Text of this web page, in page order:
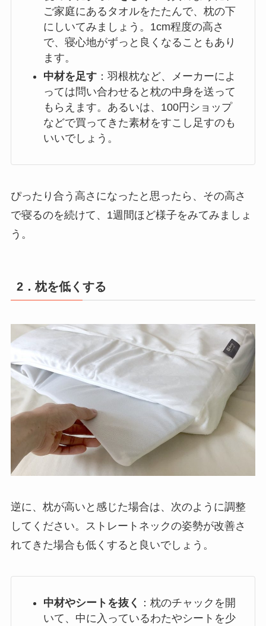
ご家庭にあるタオルをたたんで、枕の下
にしいてみましょう。1cm程度の高さ
で、寝心地がずっと良くなることもあり
ます。
中材を足す：羽根枕など、メーカーによ
っては問い合わせると枕の中身を送って
もらえます。あるいは、100円ショップ
などで買ってきた素材をすこし足すのも
いいでしょう。
ぴったり合う高さになったと思ったら、その高さ
で寝るのを続けて、1週間ほど様子をみてみましょ
う。
2．枕を低くする
逆に、枕が高いと感じた場合は、次のように調整
してください。ストレートネックの姿勢が改善さ
れてきた場合も低くすると良いでしょう。
中材やシートを抜く
：枕のチャックを開
いて、中に入っているわたやシートを少